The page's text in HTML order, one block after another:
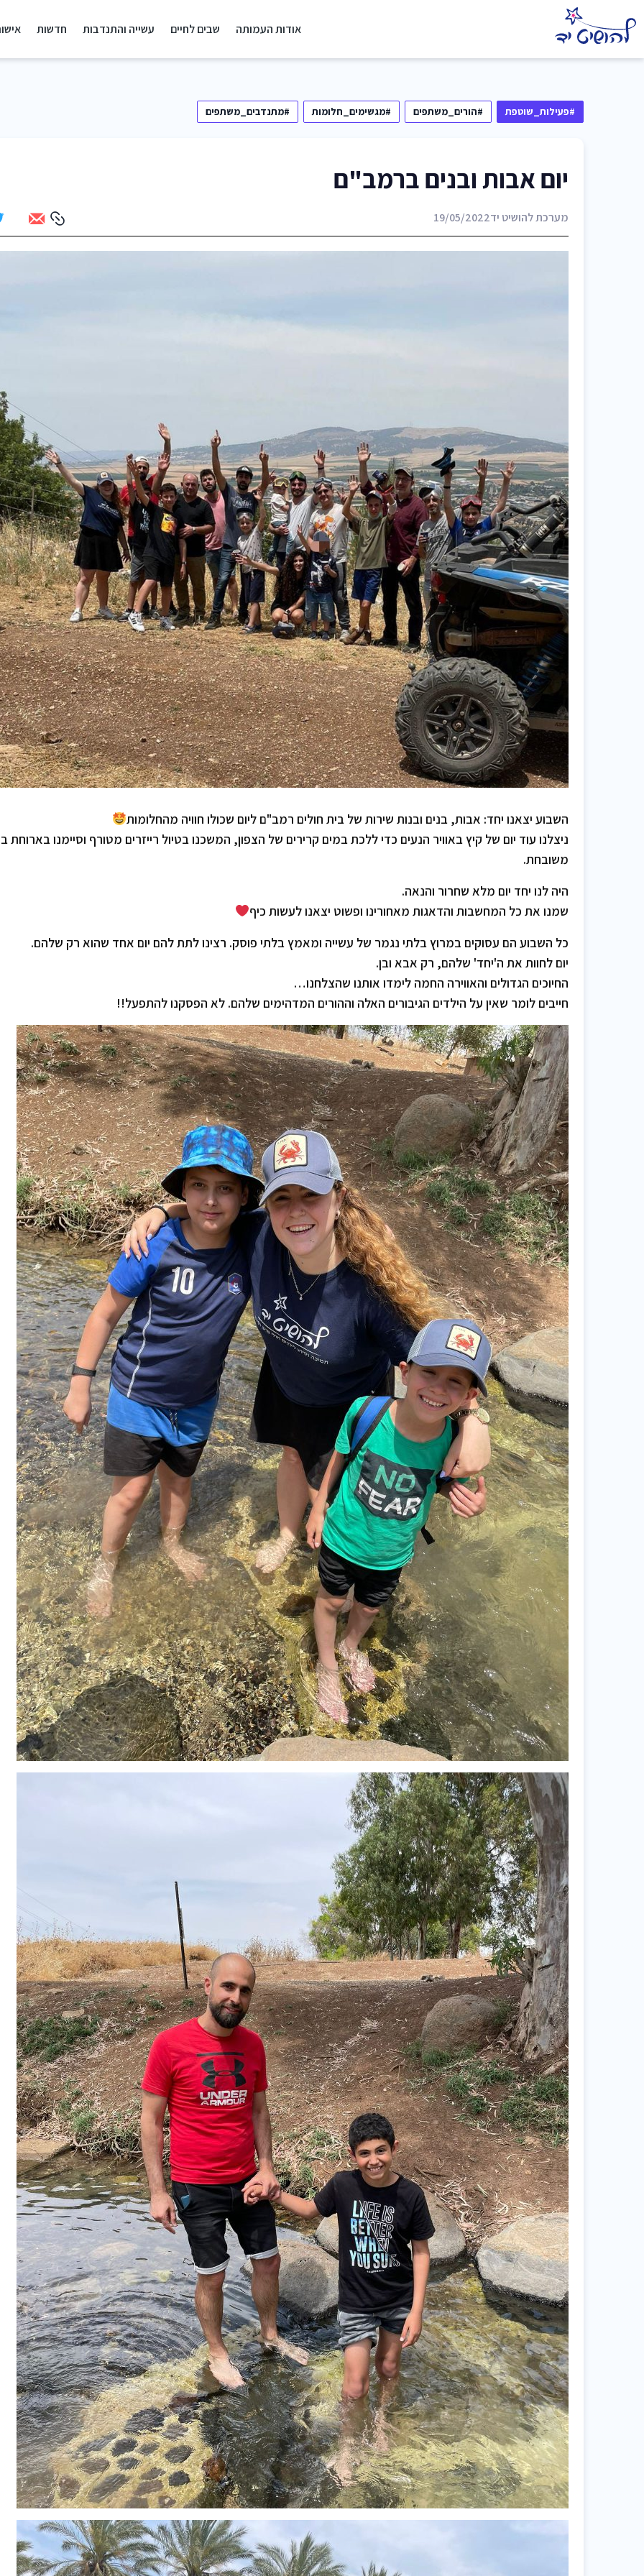
אודות העמותה שבים לחיים עשייה והתנדבות חדשות
#פעילות_שוטפת #הורים_משתפים #מגשימים_חלומות #מתנדבים_משתפים
יום אבות ובנים ברמב"ם
מערכת להושיט יד19/05/2022
השבוע יצאנו יחד: אבות, בנים ובנות שירות של בית חולים רמב"ם ליום שכולו חוויה מהחלומות
ניצלנו עוד יום של קיץ באוויר הנעים כדי ללכת במים קרירים של הצפון, המשכנו בטיול רייזרים מטורף וסיימנו בארוחת
משובחת.
היה לנו יחד יום מלא שחרור והנאה.
שמנו את כל המחשבות והדאגות מאחורינו ופשוט יצאנו לעשות כיף
כל השבוע הם עסוקים במרוץ בלתי נגמר של עשייה ומאמץ בלתי פוסק. רצינו לתת להם יום אחד שהוא רק שלהם.
יום לחוות את ה'יחד' שלהם, רק אבא ובן.
החיוכים הגדולים והאווירה החמה לימדו אותנו שהצלחנו…
חייבים לומר שאין על הילדים הגיבורים האלה וההורים המדהימים שלהם. לא הפסקנו להתפעל!!